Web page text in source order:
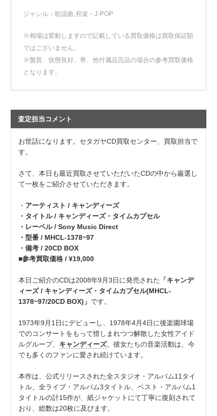
ジャンル：歌謡曲 ,邦楽・J-POP
※相場は変動しますので記載している買取価格は買取保証額
ではございません。
※盤質、状態良好、帯、他付属品完品の場合の参考買取価格
となります。
査定担当コメント
お世話になります。セタガヤCD買取センター、買取担当で
す。
さて、本日も最近買取させていただいたCDの中から厳選し
て一枚をご紹介させていただきます。
・ アーティスト / キャンディーズ
・タイトル / キャンディーズ・タイムカプセル
・レーベル / Sony Music Direct
・型番 / MHCL-1378~97
・備考 / 20CD BOX
■参考買取価格 / ¥19,000
本日ご紹介のCDは2008年9月3日に発売された
「キャンデ
ィーズ / キャンディーズ・タイムカプセル(MHCL-
1378~97/20CD BOX)」 です。
1973年9月1日にデビューし、1978年4月4日に後楽園球場
でのコンサートをもって惜しまれつつ解散した女性アイド
ルグループ、 キャンディーズ。彼女たちの音楽活動は、今
でも多くのファンに愛され続けています。
本作は、公式リリースされた全スタジオ・アルバム11タイ
トル、全ライブ・アルバム3タイトル、ベスト・アルバム1
タイトルの計15作が、紙ジャケットにて丁寧に復刻されて
おり、総数は20枚に及びます。